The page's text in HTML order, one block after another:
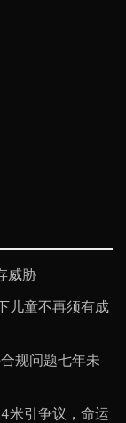
威胁
儿童不再须有成
规问题七年未
米引争议，命运